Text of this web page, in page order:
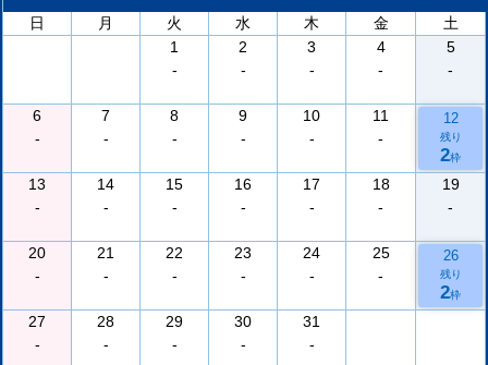
日
月 火 水 木 金
土
1
-
2
-
3
-
4
-
5
-
6
-
7
-
8
-
9
-
10
-
11
-
12
残り
2枠
13
-
14
-
15
-
16
-
17
-
18
-
19
-
20
-
21
-
22
-
23
-
24
-
25
-
26
残り
2枠
27
-
28
-
29
-
30
-
31
-